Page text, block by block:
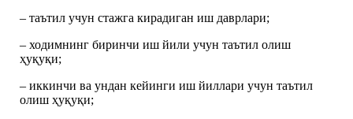
– таътил учун стажга кирадиган иш даврлари;
– ходимнинг биринчи иш йили учун таътил олиш
ҳуқуқи;
– иккинчи ва ундан кейинги иш йиллари учун таътил
олиш ҳуқуқи;